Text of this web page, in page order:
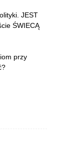
JEST
ŚWIECĄ
przy